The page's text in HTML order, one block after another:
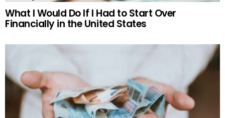
What I Would Do If I Had to Start Over
Financially in the United States